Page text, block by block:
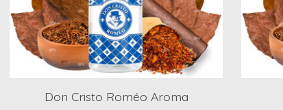
Don Cristo Roméo Aroma